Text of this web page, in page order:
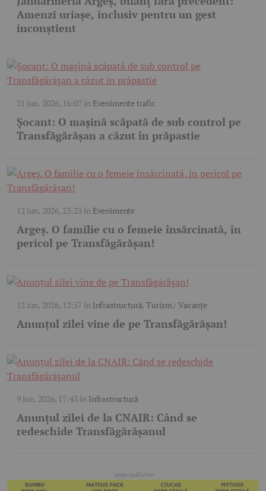
Amenzi uriașe, inclusiv pentru un gest
inconștient
21 iun. 2026, 16:07în Evenimente trafic
Șocant: O mașină scăpată de sub control pe
Transfăgărășan a căzut în prăpastie
12 iun. 2026, 23:23în Evenimente
Argeș. O familie cu o femeie însărcinată, în
pericol pe Transfăgărășan!
12 iun. 2026, 12:57în Infrastructură,Turism / Vacanțe
Anunțul zilei vine de pe Transfăgărășan!
9 iun. 2026, 17:43în Infrastructură
Anunțul zilei de la CNAIR: Când se
redeschide Transfăgărășanul